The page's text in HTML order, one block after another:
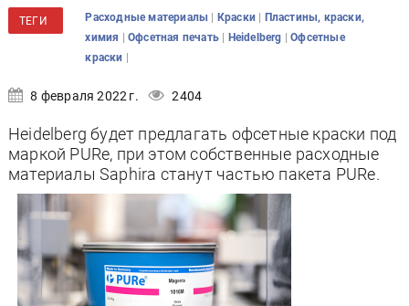
ТЕГИ Расходные материалы | Краски | Пластины, краски,
химия | Офсетная печать | Heidelberg |Офсетные
краски |
8 февраля 2022 г. 2404
Heidelberg будет предлагать офсетные краски под
маркой PURe, при этом собственные расходные
материалы Saphira станут частью пакета PURe.